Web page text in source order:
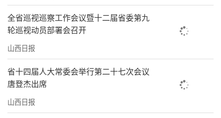
全省巡视巡察工作会议暨十二届省委第九
轮巡视动员部署会召开
山西日报
省十四届人大常委会举行第二十七次会议
唐登杰出席
山西日报